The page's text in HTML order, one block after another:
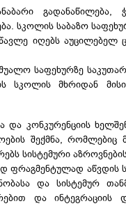
გადანაწილება,
სკოლის საბაზო
იღებს აუცილებელ
საფეხურზე
სკოლის მხრიდან
და კონკურენციის
შექმნა, რომლებიც
სისტემური
აწვდის
და სისტემურ
და ინტეგრაციის